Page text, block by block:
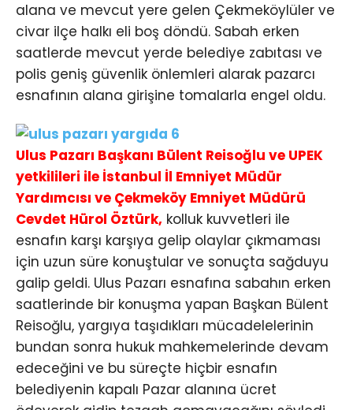
alana ve mevcut yere gelen Çekmeköylüler ve
civar ilçe halkı eli boş döndü. Sabah erken
saatlerde mevcut yerde belediye zabıtası ve
polis geniş güvenlik önlemleri alarak pazarcı
esnafının alana girişine tomalarla engel oldu.
Ulus Pazarı Başkanı Bülent Reisoğlu ve UPEK
yetkilileri ile İstanbul İl Emniyet Müdür
Yardımcısı ve Çekmeköy Emniyet Müdürü
Cevdet Hürol Öztürk, kolluk kuvvetleri ile
esnafın karşı karşıya gelip olaylar çıkmaması
için uzun süre konuştular ve sonuçta sağduyu
galip geldi. Ulus Pazarı esnafına sabahın erken
saatlerinde bir konuşma yapan Başkan Bülent
Reisoğlu, yargıya taşıdıkları mücadelelerinin
bundan sonra hukuk mahkemelerinde devam
edeceğini ve bu süreçte hiçbir esnafın
belediyenin kapalı Pazar alanına ücret